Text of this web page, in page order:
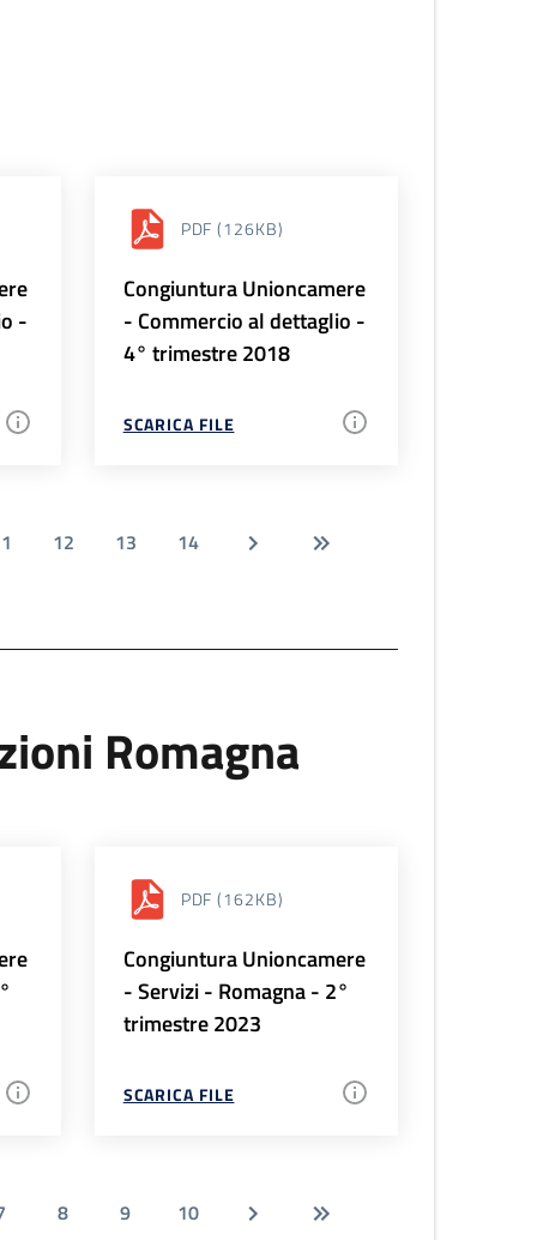
-
PDF (126KB)
Congiuntura Unioncamere
- Commercio al dettaglio -
4° trimestre 2018
SCARICA FILE
12 13 14
Romagna
PDF (162KB)
Congiuntura Unioncamere
- Servizi - Romagna - 2°
trimestre 2023
SCARICA FILE
8 9 10